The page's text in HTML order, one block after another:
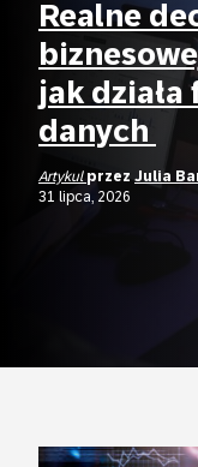
Realne
jak
danych
Artykul przez Julia
31 lipca, 2026